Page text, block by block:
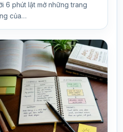
6 phút lật mở những trang
của…